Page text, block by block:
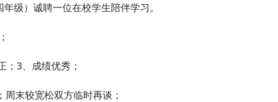
级）诚聘一位在校学生陪伴学习。
；3、成绩优秀；
末较宽松双方临时再谈；